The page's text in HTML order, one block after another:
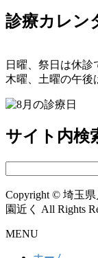
診療カレン
日曜、祭日は休診
木曜、土曜の午後
サイト内検
Copyright © 埼玉
園近く All Rights
MENU